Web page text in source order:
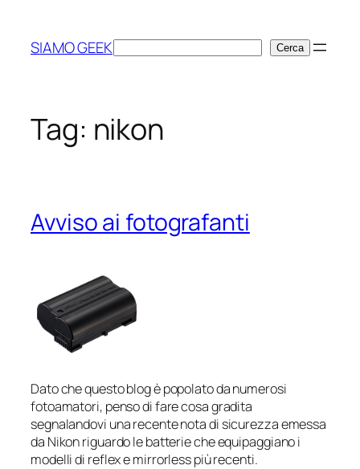
contenuto
SIAMO GEEKCerca Cerca
Tag: nikon
Avviso ai fotografanti
Dato che questo blog è popolato da numerosi
fotoamatori, penso di fare cosa gradita
segnalandovi una recente nota di sicurezza emessa
da Nikon riguardo le batterie che equipaggiano i
modelli di reflex e mirrorless più recenti.